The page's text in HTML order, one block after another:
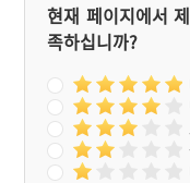
현재 페이지에서
족하십니까?